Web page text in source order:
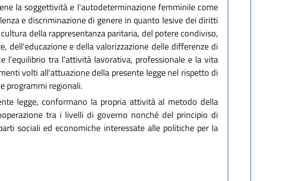
la soggettività e l'autodeterminazione femminile come
e discriminazione di genere in quanto lesive dei diritti
della rappresentanza paritaria, del potere condiviso,
dell'educazione e della valorizzazione delle differenze di
l'equilibrio tra l'attività lavorativa, professionale e la vita
volti all'attuazione della presente legge nel rispetto di
programmi regionali.
legge, conformano la propria attività al metodo della
tra i livelli di governo nonché del principio di
sociali ed economiche interessate alle politiche per la